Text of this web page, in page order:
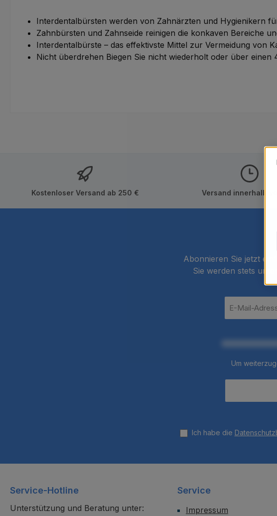
Interdentalbürsten werden von Zahnärzten und Hygienikern
Zahnbürsten und Zahnseide reinigen die konkaven Bereiche
Interdentalbürste – das effektivste Mittel zur Vermeidung von
Nicht überdrehen Biegen Sie nicht wiederholt oder über
Kostenloser Versand ab 250 € Versand innerhalb
Abonnieren Sie jetzt
Sie werden stets
Mail-
Um
Ich habe die
Service-Hotline
Unterstützung und Beratung unter:
Service
Impressum